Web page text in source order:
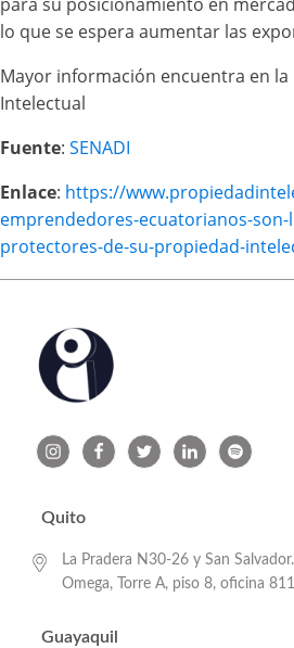
lo que se espera aumentar las
Mayor información encuentra en la
Intelectual
Fuente: SENADI
Enlace: https://
emprendedores-ecuatorianos-son-
protectores-de-su-propiedad-
Quito
La Pradera N30-26 y San
Omega, Torre A, piso 8, oficina
Guayaquil